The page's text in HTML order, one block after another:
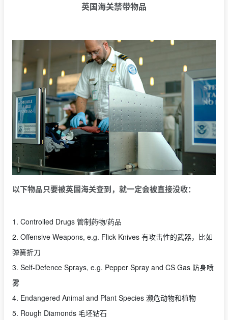
英国海关禁带物品
以下物品只要被英国海关查到，就一定会被直接没收：
1. Controlled Drugs 管制药物/药品
2. Offensive Weapons, e.g. Flick Knives 有攻击性的武器，比如
弹簧折刀
3. Self-Defence Sprays, e.g. Pepper Spray and CS Gas 防身喷
雾
4. Endangered Animal and Plant Species 濒危动物和植物
5. Rough Diamonds 毛坯钻石